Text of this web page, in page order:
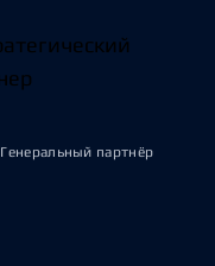
Генеральный партнёр